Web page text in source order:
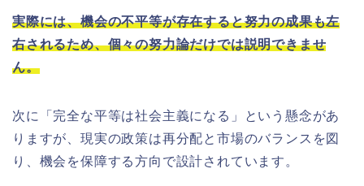
実際には、機会の不平等が存在すると努力の成果も左
右されるため、個々の努力論だけでは説明できませ
ん。
次に「完全な平等は社会主義になる」という懸念があ
りますが、現実の政策は再分配と市場のバランスを図
り、機会を保障する方向で設計されています。